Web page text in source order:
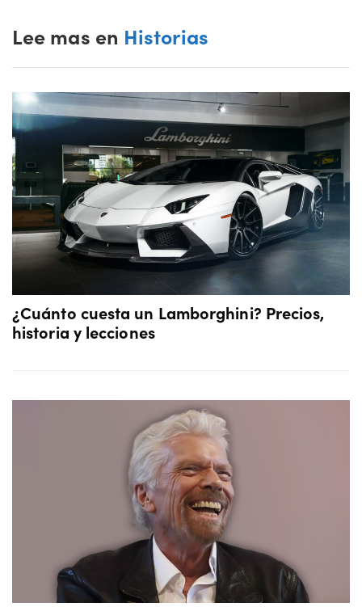
Lee mas en Historias
¿Cuánto cuesta un Lamborghini? Precios,
historia y lecciones